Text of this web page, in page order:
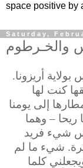
space positive by
Saturday,
والخـرطوم
أريزونا.
كنت لها
إلى يومنا
ريحا – وهما
شيء فريد
شيء ما لم
كلما